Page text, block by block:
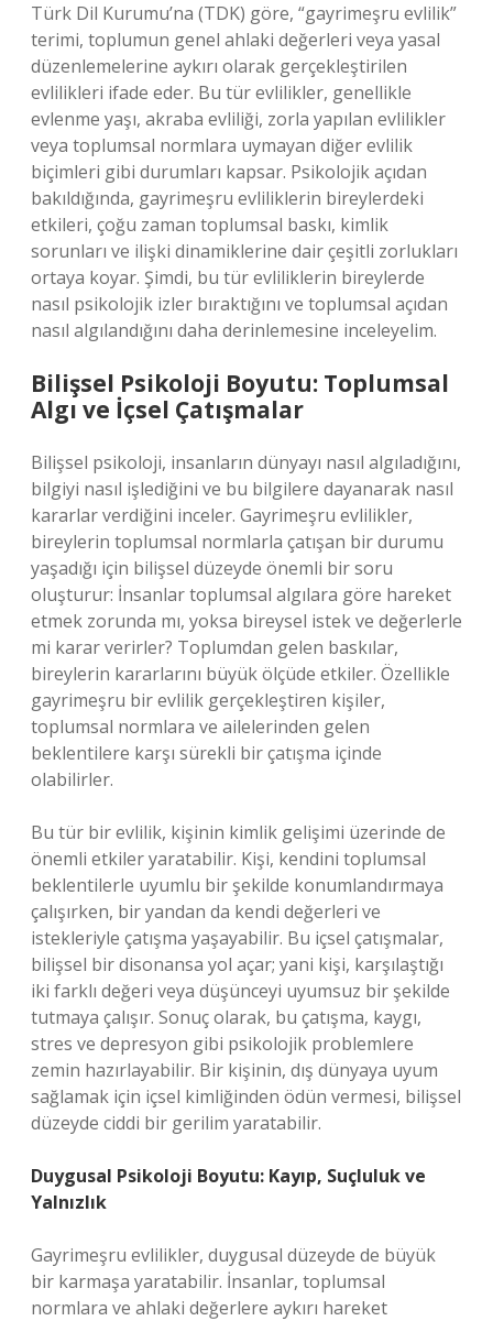
Türk Dil Kurumu’na (TDK) göre, “gayrimeşru evlilik”
terimi, toplumun genel ahlaki değerleri veya yasal
düzenlemelerine aykırı olarak gerçekleştirilen
evlilikleri ifade eder. Bu tür evlilikler, genellikle
evlenme yaşı, akraba evliliği, zorla yapılan evlilikler
veya toplumsal normlara uymayan diğer evlilik
biçimleri gibi durumları kapsar. Psikolojik açıdan
bakıldığında, gayrimeşru evliliklerin bireylerdeki
etkileri, çoğu zaman toplumsal baskı, kimlik
sorunları ve ilişki dinamiklerine dair çeşitli zorlukları
ortaya koyar. Şimdi, bu tür evliliklerin bireylerde
nasıl psikolojik izler bıraktığını ve toplumsal açıdan
nasıl algılandığını daha derinlemesine inceleyelim.
Bilişsel Psikoloji Boyutu: Toplumsal
Algı ve İçsel Çatışmalar
Bilişsel psikoloji, insanların dünyayı nasıl algıladığını,
bilgiyi nasıl işlediğini ve bu bilgilere dayanarak nasıl
kararlar verdiğini inceler. Gayrimeşru evlilikler,
bireylerin toplumsal normlarla çatışan bir durumu
yaşadığı için bilişsel düzeyde önemli bir soru
oluşturur: İnsanlar toplumsal algılara göre hareket
etmek zorunda mı, yoksa bireysel istek ve değerlerle
mi karar verirler? Toplumdan gelen baskılar,
bireylerin kararlarını büyük ölçüde etkiler. Özellikle
gayrimeşru bir evlilik gerçekleştiren kişiler,
toplumsal normlara ve ailelerinden gelen
beklentilere karşı sürekli bir çatışma içinde
olabilirler.
Bu tür bir evlilik, kişinin kimlik gelişimi üzerinde de
önemli etkiler yaratabilir. Kişi, kendini toplumsal
beklentilerle uyumlu bir şekilde konumlandırmaya
çalışırken, bir yandan da kendi değerleri ve
istekleriyle çatışma yaşayabilir. Bu içsel çatışmalar,
bilişsel bir disonansa yol açar; yani kişi, karşılaştığı
iki farklı değeri veya düşünceyi uyumsuz bir şekilde
tutmaya çalışır. Sonuç olarak, bu çatışma, kaygı,
stres ve depresyon gibi psikolojik problemlere
zemin hazırlayabilir. Bir kişinin, dış dünyaya uyum
sağlamak için içsel kimliğinden ödün vermesi, bilişsel
düzeyde ciddi bir gerilim yaratabilir.
Duygusal Psikoloji Boyutu: Kayıp, Suçluluk ve
Yalnızlık
Gayrimeşru evlilikler, duygusal düzeyde de büyük
bir karmaşa yaratabilir. İnsanlar, toplumsal
normlara ve ahlaki değerlere aykırı hareket